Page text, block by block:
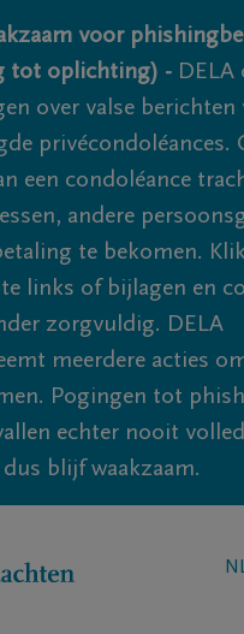
voor
tot oplichting) - DELA
over valse berichten
privécondoléances.
een condoléance
andere
te bekomen.
links of bijlagen en
zorgvuldig. DELA
meerdere acties
Pogingen tot
echter nooit
blijf waakzaam.